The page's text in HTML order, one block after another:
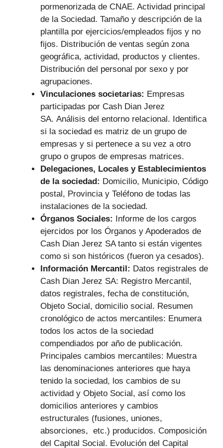
pormenorizada de CNAE. Actividad principal
de la Sociedad. Tamaño y descripción de la
plantilla por ejercicios/empleados fijos y no
fijos. Distribución de ventas según zona
geográfica, actividad, productos y clientes.
Distribución del personal por sexo y por
agrupaciones.
Vinculaciones societarias: Empresas
participadas por Cash Dian Jerez
SA. Análisis del entorno relacional. Identifica
si la sociedad es matriz de un grupo de
empresas y si pertenece a su vez a otro
grupo o grupos de empresas matrices.
Delegaciones, Locales y Establecimientos
de la sociedad: Domicilio, Municipio, Código
postal, Provincia y Teléfono de todas las
instalaciones de la sociedad.
Órganos Sociales: Informe de los cargos
ejercidos por los Órganos y Apoderados de
Cash Dian Jerez SA tanto si están vigentes
como si son históricos (fueron ya cesados).
Información Mercantil: Datos registrales de
Cash Dian Jerez SA: Registro Mercantil,
datos registrales, fecha de constitución,
Objeto Social, domicilio social. Resumen
cronológico de actos mercantiles: Enumera
todos los actos de la sociedad
compendiados por año de publicación.
Principales cambios mercantiles: Muestra
las denominaciones anteriores que haya
tenido la sociedad, los cambios de su
actividad y Objeto Social, así como los
domicilios anteriores y cambios
estructurales (fusiones, uniones,
absorciones, etc.) producidos. Composición
del Capital Social. Evolución del Capital